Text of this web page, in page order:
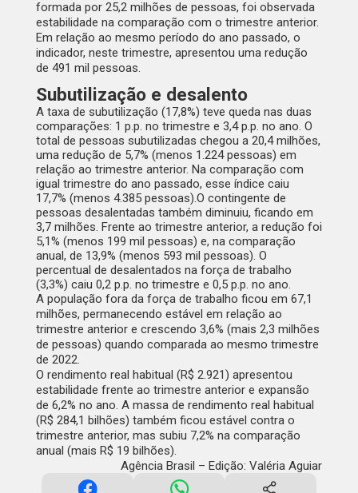
formada por 25,2 milhões de pessoas, foi observada
estabilidade na comparação com o trimestre anterior.
Em relação ao mesmo período do ano passado, o
indicador, neste trimestre, apresentou uma redução
de 491 mil pessoas.
Subutilização e desalento
A taxa de subutilização (17,8%) teve queda nas duas
comparações: 1 p.p. no trimestre e 3,4 p.p. no ano. O
total de pessoas subutilizadas chegou a 20,4 milhões,
uma redução de 5,7% (menos 1.224 pessoas) em
relação ao trimestre anterior. Na comparação com
igual trimestre do ano passado, esse índice caiu
17,7% (menos 4.385 pessoas).O contingente de
pessoas desalentadas também diminuiu, ficando em
3,7 milhões. Frente ao trimestre anterior, a redução foi
5,1% (menos 199 mil pessoas) e, na comparação
anual, de 13,9% (menos 593 mil pessoas). O
percentual de desalentados na força de trabalho
(3,3%) caiu 0,2 p.p. no trimestre e 0,5 p.p. no ano.
A população fora da força de trabalho ficou em 67,1
milhões, permanecendo estável em relação ao
trimestre anterior e crescendo 3,6% (mais 2,3 milhões
de pessoas) quando comparada ao mesmo trimestre
de 2022.
O rendimento real habitual (R$ 2.921) apresentou
estabilidade frente ao trimestre anterior e expansão
de 6,2% no ano. A massa de rendimento real habitual
(R$ 284,1 bilhões) também ficou estável contra o
trimestre anterior, mas subiu 7,2% na comparação
anual (mais R$ 19 bilhões).
Agência Brasil – Edição: Valéria Aguiar